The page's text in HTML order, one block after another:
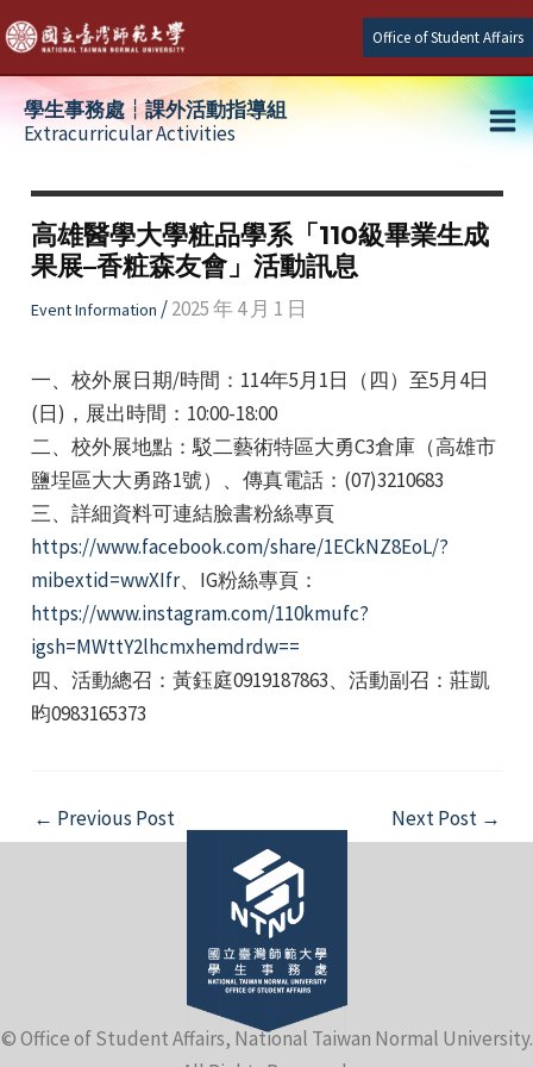
Skip
to
content
Office of Student Affairs
學生事務處┆課外活動指導組
Extracurricular Activities
高雄醫學大學粧品學系「110級畢業生成
果展–香粧森友會」活動訊息
Event Information /2025 年 4 月 1 日
一、校外展日期/時間：114年5月1日（四）至5月4日
(日)，展出時間：10:00-18:00
二、校外展地點：駁二藝術特區大勇C3倉庫（高雄市
鹽埕區大大勇路1號）、傳真電話：(07)3210683
三、詳細資料可連結臉書粉絲專頁
https://www.facebook.com/share/1ECkNZ8EoL/?
mibextid=wwXIfr、IG粉絲專頁：
https://www.instagram.com/110kmufc?
igsh=MWttY2lhcmxhemdrdw==
四、活動總召：黃鈺庭0919187863、活動副召：莊凱
昀0983165373
Post
navigation
← Previous Post Next Post →
© Office of Student Affairs, National Taiwan Normal University.